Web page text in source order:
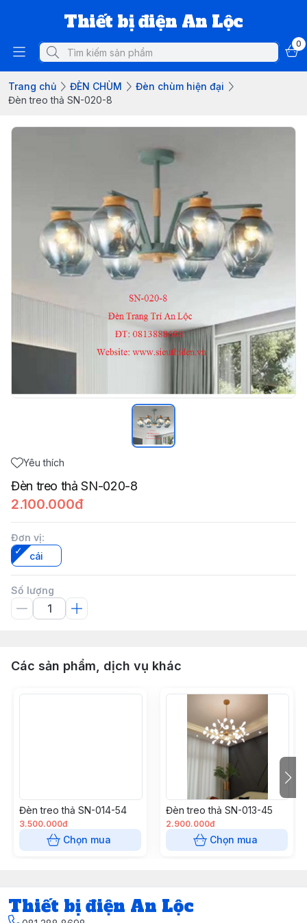
Thiết bị điện An Lộc
0
Trang chủ ĐÈN CHÙM
Đèn chùm hiện đại
Đèn treo thả SN-020-8
Yêu thích
Đèn treo thả SN-020-8
2.100.000đ
Đơn vị:
cái
Số lượng
Các sản phẩm, dịch vụ khác
Đèn treo thả SN-014-54
3.500.000đ
Chọn mua
Đèn treo thả SN-013-45
2.900.000đ
Chọn mua
Thiết bị điện An Lộc